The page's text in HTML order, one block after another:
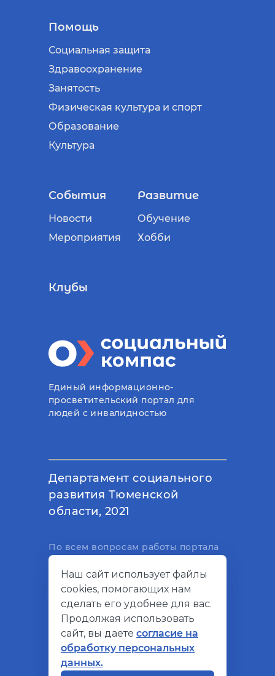
Помощь
Социальная защита
Здравоохранение
Занятость
Физическая культура и спорт
Образование
Культура
События
Новости
Мероприятия
Развитие
Обучение
Хобби
Клубы
Единый информационно-
просветительский портал для
людей с инвалидностью
Департамент социального
развития Тюменской
области, 2021
По всем вопросам работы портала
электронный адрес
support@socialkompas.ru
© Социальный компас, 2026
Политика конфиденциальности
Наш сайт использует файлы
cookies, помогающих нам
сделать его удобнее для вас.
Продолжая использовать
сайт, вы даете согласие на
обработку персональных
данных.